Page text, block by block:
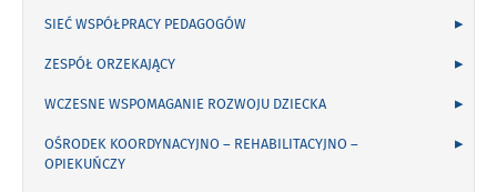
SIEĆ WSPÓŁPRACY PEDAGOGÓW
ZESPÓŁ ORZEKAJĄCY
WCZESNE WSPOMAGANIE ROZWOJU DZIECKA
OŚRODEK KOORDYNACYJNO – REHABILITACYJNO –
OPIEKUŃCZY